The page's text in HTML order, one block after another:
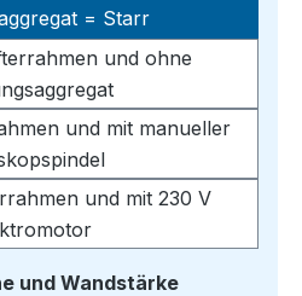
= Starr
und ohne
und mit manueller
und mit 230 V
und Wandstärkeauswählen